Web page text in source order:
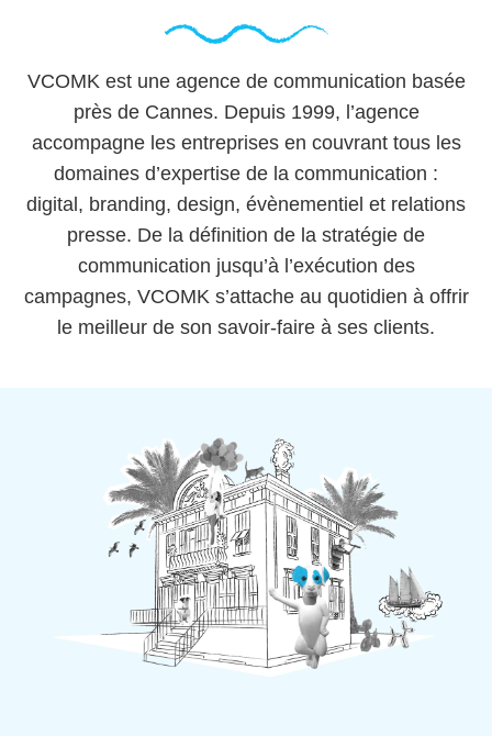
VCOMK est une agence de communication basée
près de Cannes. Depuis 1999, l’agence
accompagne les entreprises en couvrant tous les
domaines d’expertise de la communication :
digital, branding, design, évènementiel et relations
presse. De la définition de la stratégie de
communication jusqu’à l’exécution des
campagnes, VCOMK s’attache au quotidien à offrir
le meilleur de son savoir-faire à ses clients.